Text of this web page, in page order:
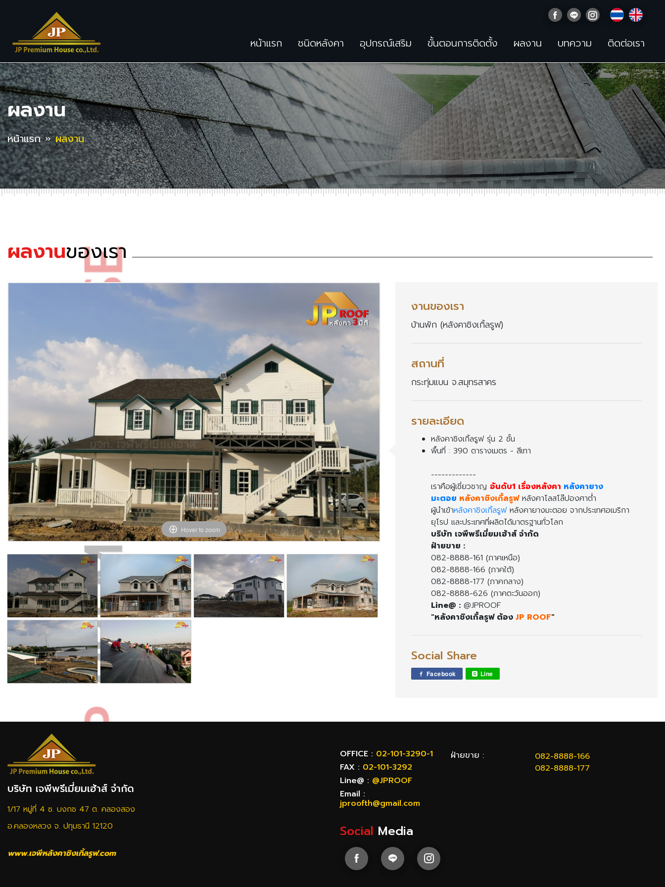
หน้าแรก ชนิดหลังคา อุปกรณ์เสริม ขั้นตอนการติดตั้ง ผลงาน บทความ ติดต่อเรา
ผลงาน
หน้าแรก ผลงาน
ผลงานของเรา
Hover to zoom
งานของเรา
บ้านพัก (หลังคาชิงเกิ้ลรูฟ)
สถานที่
กระทุ่มแบน จ.สมุทรสาคร
รายละเอียด
หลังคาชิงเกิ้ลรูฟ รุ่น 2 ชั้น
พื้นที่ : 390 ตารางเมตร - สีเทา
-------------
เราคือผู้เชี่ยวชาญ อันดับ1 เรื่องหลังคา หลังคายาง
มะตอ หลังคาซิงเกิ้ลรูฟหลังคาโลสโล๊ปองศาต่ำ
ผู้นำเข้าหลังคาชิงเกิ้ลรูฟ หลังคายางมะตอย จากประเทศอเมริกา
ุโรป และประเทศที่ผลิตได้มาตรฐานทั่วโลก
บริษัท เจพีพรีเมี่ยมเฮ้าส์ จำกัด
ฝ่ายขาย :
082-8888-161 (ภาคเหนือ)
082-8888-166 (ภาคใต้)
082-8888-177 (ภาคกลาง)
082-8888-626 (ภาคตะวันออก)
Line@ : @JPROOF
"หลังคาชิงเกิ้ลรูฟ ต้อง JP ROOF"
Social Share
Facebook Line
บริษัท เจพีพรีเมี่ยมเฮ้าส์ จำกัด
1/17 หมู่ที่ 4 ซ. บงกช 47 ต. คลองสอง
อ.คลองหลวง จ. ปทุมธานี 12120
www.เจพีหลังคาชิงเกิ้ลรูฟ.com
OFFICE : 02-101-3290-1
FAX : 02-101-3292
Line@ : @JPROOF
Email :
jproofth@gmail.com
ฝ่ายขาย :
082-8888-166
082-8888-177
Social Media